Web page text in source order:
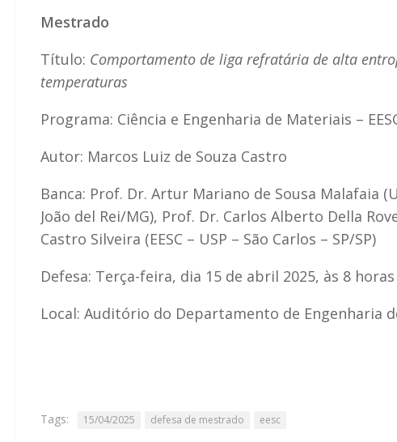
Mestrado
Título: Comportamento de liga refratária de alta
temperaturas
Programa: Ciência e Engenharia de Materiais –
Autor: Marcos Luiz de Souza Castro
Banca: Prof. Dr. Artur Mariano de Sousa Malafaia
João del Rei/MG), Prof. Dr. Carlos Alberto Della
Castro Silveira (EESC – USP – São Carlos – SP/SP)
Defesa: Terça-feira, dia 15 de abril 2025, às 8 horas
Local: Auditório do Departamento de Engenharia
Tags: 15/04/2025 defesa de mestrado eesc